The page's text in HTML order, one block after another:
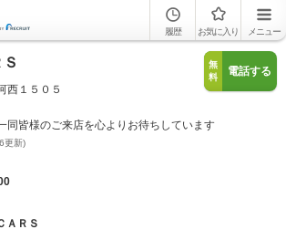
履歴 お気に入り メニュー
Ｓ
西１５０５
無
料
電話する
同皆様のご来店を心よりお待ちしています
更新)
ＡＲＳ